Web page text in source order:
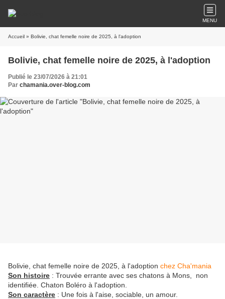
MENU
Accueil » Bolivie, chat femelle noire de 2025, à l'adoption
Bolivie, chat femelle noire de 2025, à l'adoption
Publié le 23/07/2026 à 21:01
Par chamania.over-blog.com
Bolivie, chat femelle noire de 2025, à l'adoption chez Cha'mania
Son histoire : Trouvée errante avec ses chatons à Mons, non
identifiée. Chaton Boléro à l'adoption.
Son caractère : Une fois à l'aise, sociable, un amour.